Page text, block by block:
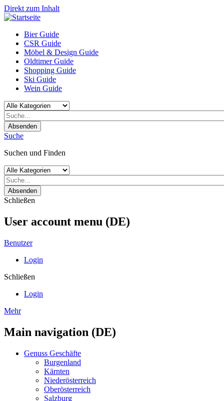
Direkt zum Inhalt
Bier Guide
CSR Guide
Möbel & Design Guide
Oldtimer Guide
Shopping Guide
Ski Guide
Wein Guide
Absenden
Suche
Suchen und Finden
Absenden
Schließen
User account menu (DE)
Benutzer
Login
Schließen
Login
Mehr
Main navigation (DE)
Genuss Geschäfte
Burgenland
Kärnten
Niederösterreich
Oberösterreich
Salzburg